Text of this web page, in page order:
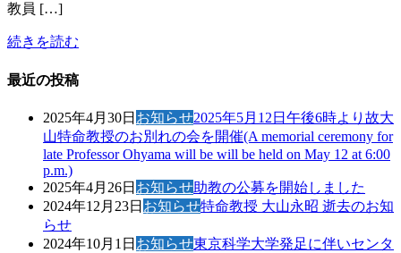
教員 […]
続きを読む
最近の投稿
2025年4月30日 お知らせ2025年5月12日午後6時より故大
山特命教授のお別れの会を開催(A memorial ceremony for
late Professor Ohyama will be will be held on May 12 at 6:00
p.m.)
2025年4月26日 お知らせ助教の公募を開始しました
2024年12月23日 お知らせ特命教授 大山永昭 逝去のお知
らせ
2024年10月1日 お知らせ東京科学大学発足に伴いセンタ